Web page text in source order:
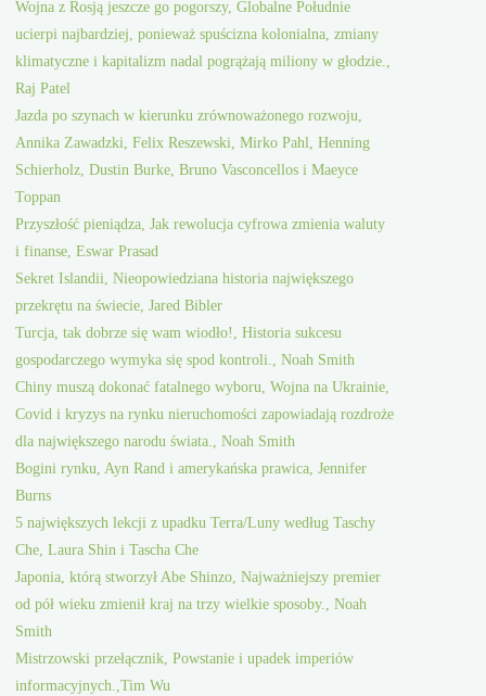
Wojna z Rosją jeszcze go pogorszy, Globalne Południe
ucierpi najbardziej, ponieważ spuścizna kolonialna, zmiany
klimatyczne i kapitalizm nadal pogrążają miliony w głodzie.,
Raj Patel
Jazda po szynach w kierunku zrównoważonego rozwoju,
Annika Zawadzki, Felix Reszewski, Mirko Pahl, Henning
Schierholz, Dustin Burke, Bruno Vasconcellos i Maeyce
Toppan
Przyszłość pieniądza, Jak rewolucja cyfrowa zmienia waluty
i finanse, Eswar Prasad
Sekret Islandii, Nieopowiedziana historia największego
przekrętu na świecie, Jared Bibler
Turcja, tak dobrze się wam wiodło!, Historia sukcesu
gospodarczego wymyka się spod kontroli., Noah Smith
Chiny muszą dokonać fatalnego wyboru, Wojna na Ukrainie,
Covid i kryzys na rynku nieruchomości zapowiadają rozdroże
dla największego narodu świata., Noah Smith
Bogini rynku, Ayn Rand i amerykańska prawica, Jennifer
Burns
5 największych lekcji z upadku Terra/Luny według Taschy
Che, Laura Shin i Tascha Che
Japonia, którą stworzył Abe Shinzo, Najważniejszy premier
od pół wieku zmienił kraj na trzy wielkie sposoby., Noah
Smith
Mistrzowski przełącznik, Powstanie i upadek imperiów
informacyjnych.,Tim Wu